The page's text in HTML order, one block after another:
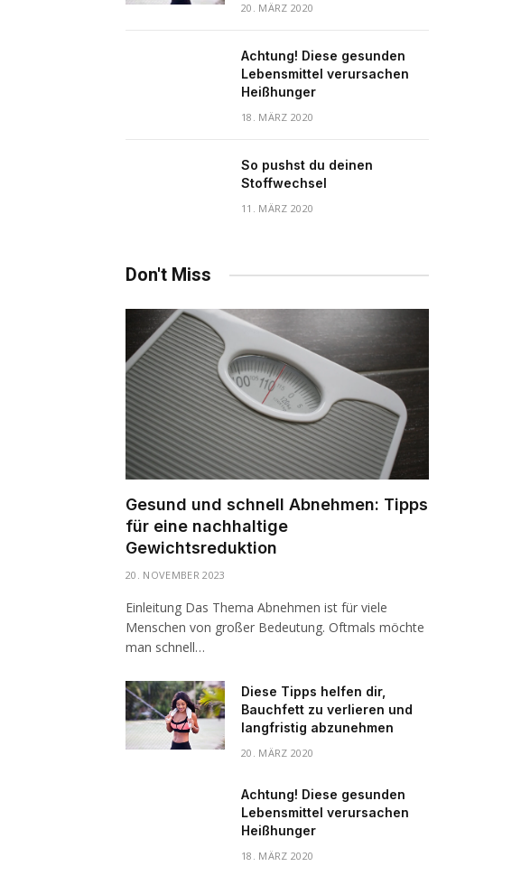
20. MÄRZ 2020
Achtung! Diese gesunden
Lebensmittel verursachen
Heißhunger
18. MÄRZ 2020
So pushst du deinen
Stoffwechsel
11. MÄRZ 2020
Don't Miss
Gesund und schnell Abnehmen: Tipps
für eine nachhaltige
Gewichtsreduktion
20. NOVEMBER 2023
Einleitung Das Thema Abnehmen ist für viele
Menschen von großer Bedeutung. Oftmals möchte
man schnell…
Diese Tipps helfen dir,
Bauchfett zu verlieren und
langfristig abzunehmen
20. MÄRZ 2020
Achtung! Diese gesunden
Lebensmittel verursachen
Heißhunger
18. MÄRZ 2020